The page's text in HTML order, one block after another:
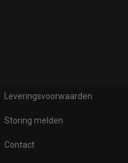
Leveringsvoorwaarden
Storing melden
Contact